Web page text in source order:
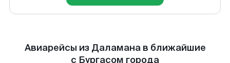
Авиарейсы из Даламана в ближайшие
с Бургасом города